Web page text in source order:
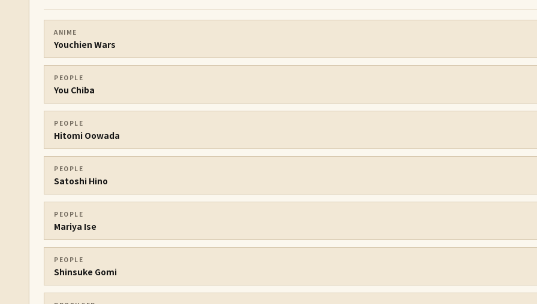
ANIME
Youchien Wars
PEOPLE
You Chiba
PEOPLE
Hitomi Oowada
PEOPLE
Satoshi Hino
PEOPLE
Mariya Ise
PEOPLE
Shinsuke Gomi